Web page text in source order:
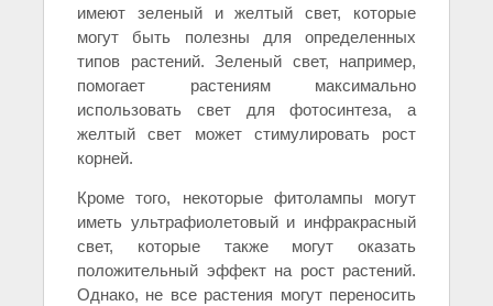
имеют зеленый и желтый свет, которые
могут быть полезны для определенных
типов растений. Зеленый свет, например,
помогает растениям максимально
использовать свет для фотосинтеза, а
желтый свет может стимулировать рост
корней.
Кроме того, некоторые фитолампы могут
иметь ультрафиолетовый и инфракрасный
свет, которые также могут оказать
положительный эффект на рост растений.
Однако, не все растения могут переносить